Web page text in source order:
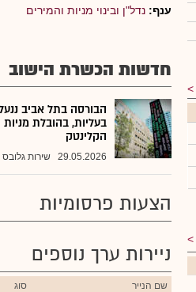
ענף: נדל"ן ובינוי מניות והמירים
חדשות הכשרת הישוב
הבורסה בתל אביב
בעליות, בהובלת מניות
הקלינטק
29.05.2026 שירות גלובס
הצעות פרסומיות
ניירות ערך נוספים
שם הנייר סוג